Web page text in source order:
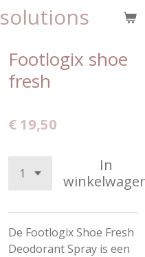
Footlogix shoe
fresh
€ 19,50
In
De Footlogix Shoe Fresh
Deodorant Spray is een